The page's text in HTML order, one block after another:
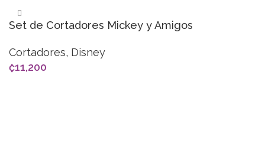
Set de Cortadores Mickey y Amigos
Cortadores, Disney
₡11,200